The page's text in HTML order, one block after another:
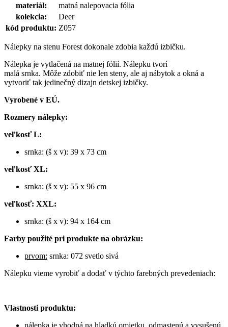
materiál:
matná nalepovacia fólia
kolekcia:
Deer
kód produktu: Z057
Nálepky na stenu Forest dokonale zdobia každú izbičku.
Nálepka je vytlačená na matnej fólií. Nálepku tvorí
malá srnka. Môže zdobiť nie len steny, ale aj nábytok a okná a
vytvoriť tak jedinečný dizajn detskej izbičky.
Vyrobené v EÚ.
Rozmery nálepky:
veľkosť L:
srnka: (š x v): 39 x 73 cm
veľkosť XL:
srnka: (š x v): 55 x 96 cm
veľkosť: XXL:
srnka: (š x v): 94 x 164 cm
Farby použité pri produkte na obrázku:
prvom: srnka: 072 svetlo sivá
Nálepku vieme vyrobiť a dodať v týchto farebných prevedeniach:
Vlastnosti produktu:
nálepka je vhodná na hladkú omietku, odmastenú a vysušenú.